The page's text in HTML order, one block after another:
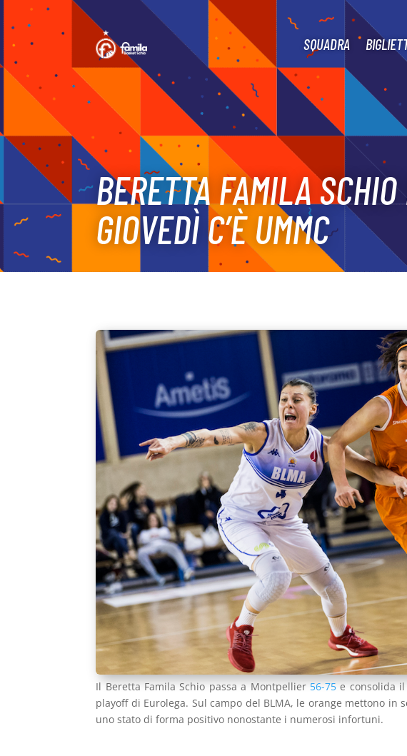
SQUADRA
BERETTA FAMILA
GIOVEDÌ C’È UMMC
Il Beretta Famila Schio passa a Montpellier56-75e consolida il
playoff di Eurolega. Sul campo del BLMA, le orange mettono
uno stato di forma positivo nonostante i numerosi infortuni.